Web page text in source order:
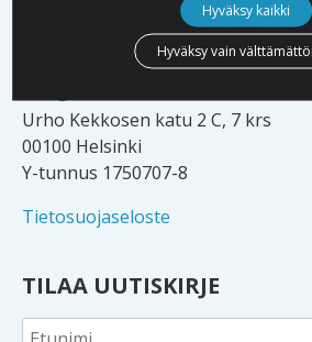
YHTEYSTIEDOT
Urho Kekkosen katu 2 C, 7 krs
00100 Helsinki
Y-tunnus 1750707-8
Tietosuojaseloste
TILAA UUTISKIRJE
Hyväksy kaikki
Hyväksy vain